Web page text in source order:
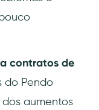
contratos de
do Pendo
aumentos